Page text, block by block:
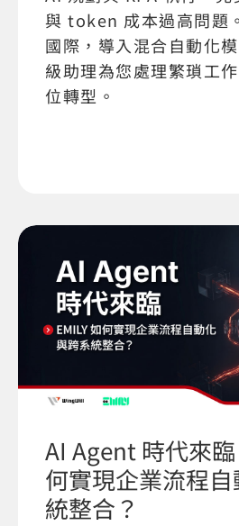
與 token 成本過高問題
國際，導入混合自動化
級助理為您處理繁瑣工
位轉型。
AI Agent 時代來臨
何實現企業流程
統整合？